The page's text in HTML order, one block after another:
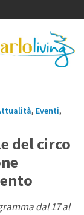
, Eventi,
del circo
dal 17 al